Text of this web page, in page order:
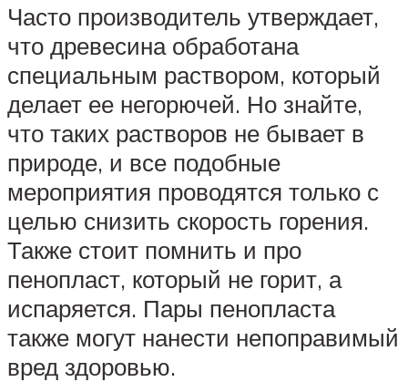
Часто производитель утверждает,
что древесина обработана
специальным раствором, который
делает ее негорючей. Но знайте,
что таких растворов не бывает в
природе, и все подобные
мероприятия проводятся только с
целью снизить скорость горения.
Также стоит помнить и про
пенопласт, который не горит, а
испаряется. Пары пенопласта
также могут нанести непоправимый
вред здоровью.